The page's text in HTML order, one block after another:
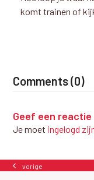
komt trainen of
Comments (0)
Geef een reactie
Je moet ingelogd
previous
vorige